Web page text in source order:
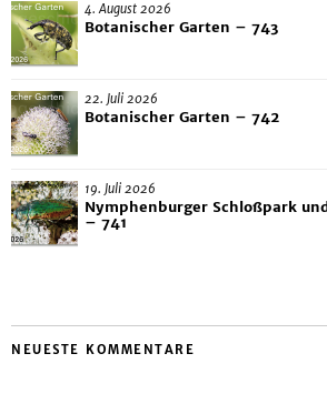
4. August 2026
Botanischer Garten – 743
22. Juli 2026
Botanischer Garten – 742
19. Juli 2026
Nymphenburger Schloßpark
– 741
NEUESTE KOMMENTARE